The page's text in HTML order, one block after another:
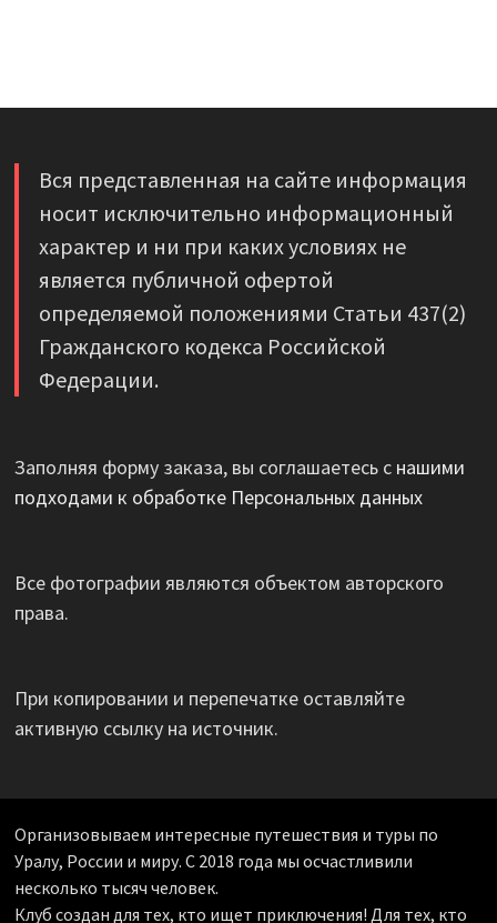
Вся представленная на сайте информация
носит исключительно информационный
характер и ни при каких условиях не
является публичной офертой
определяемой положениями Статьи 437(2)
Гражданского кодекса Российской
Федерации.
Заполняя форму заказа, вы соглашаетесь с нашими
подходами к обработке Персональных данных
Все фотографии являются объектом авторского
права.
При копировании и перепечатке оставляйте
активную ссылку на источник.
Организовываем интересные путешествия и туры по
Уралу, России и миру. С 2018 года мы осчастливили
несколько тысяч человек.
Клуб создан для тех, кто ищет приключения! Для тех, кто